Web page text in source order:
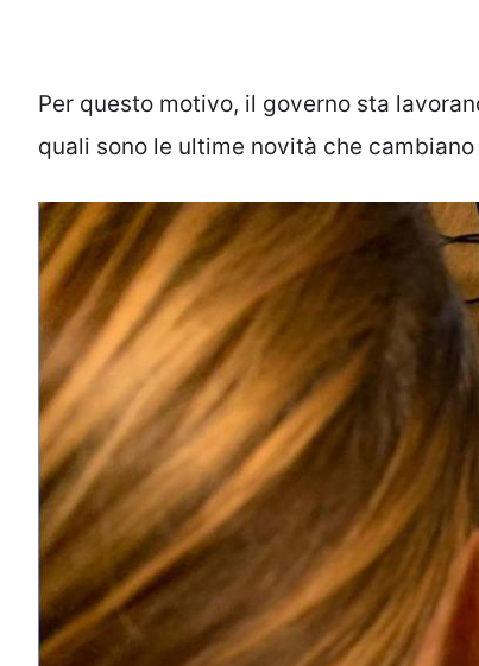
Per questo motivo, il governo sta
quali sono le ultime novità che